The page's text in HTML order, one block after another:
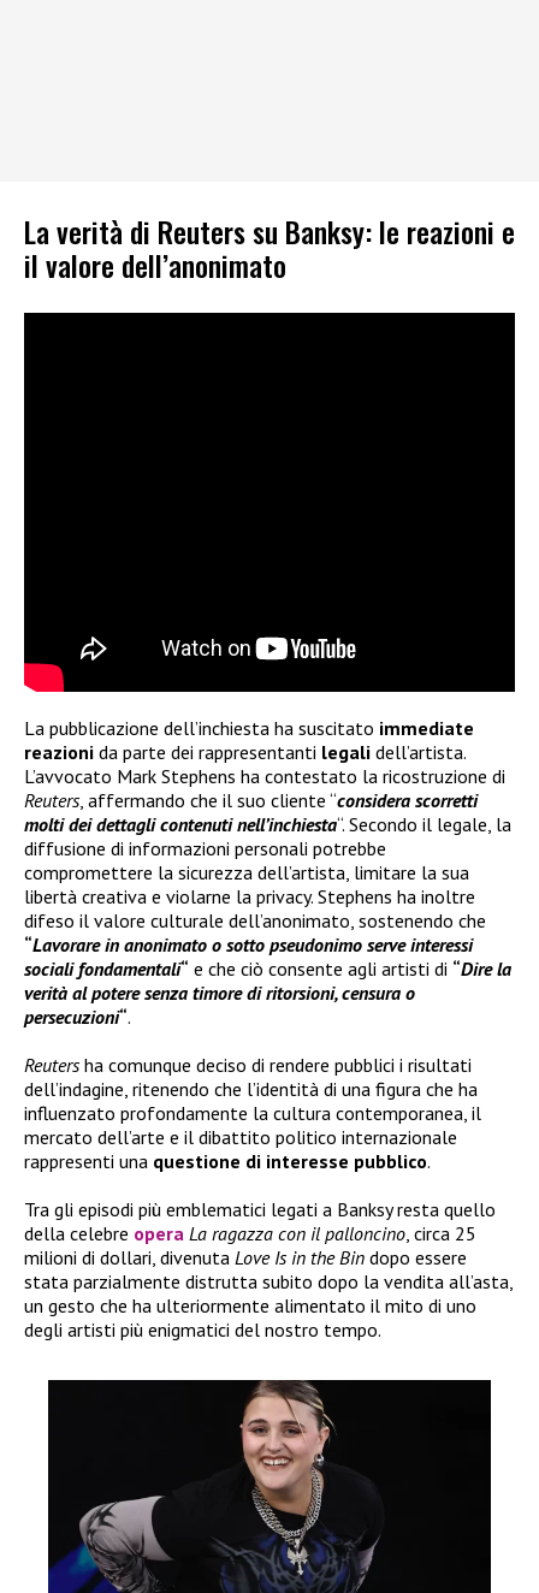
La verità di Reuters su Banksy: le reazioni e
il valore dell’anonimato
La pubblicazione dell’inchiesta ha suscitato immediate
reazioni da parte dei rappresentanti legali dell’artista.
L’avvocato Mark Stephens ha contestato la ricostruzione di
Reuters, affermando che il suo cliente “considera scorretti
molti dei dettagli contenuti nell’inchiesta“. Secondo il legale, la
diffusione di informazioni personali potrebbe
compromettere la sicurezza dell’artista, limitare la sua
libertà creativa e violarne la privacy. Stephens ha inoltre
difeso il valore culturale dell’anonimato, sostenendo che
“Lavorare in anonimato o sotto pseudonimo serve interessi
sociali fondamentali“ e che ciò consente agli artisti di “Dire la
verità al potere senza timore di ritorsioni, censura o
persecuzioni“.
Reutersha comunque deciso di rendere pubblici i risultati
dell’indagine, ritenendo che l’identità di una figura che ha
influenzato profondamente la cultura contemporanea, il
mercato dell’arte e il dibattito politico internazionale
rappresenti una questione di interesse pubblico.
Tra gli episodi più emblematici legati a Banksy resta quello
della celebre opera La ragazza con il palloncino , circa 25
milioni di dollari, divenuta Love Is in the Bin dopo essere
stata parzialmente distrutta subito dopo la vendita all’asta,
un gesto che ha ulteriormente alimentato il mito di uno
degli artisti più enigmatici del nostro tempo.